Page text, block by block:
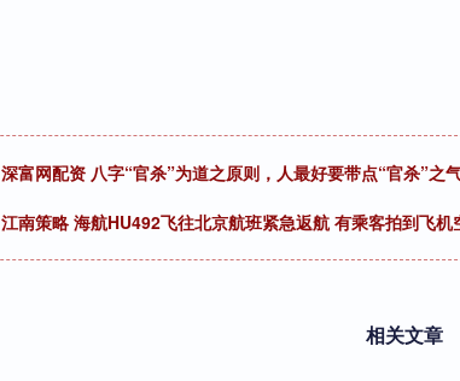
深富网配资 八字“官杀”为道之原则，人最好要带点“官杀”之气
江南策略 海航HU492飞往北京航班紧急返航 有乘客拍到飞
相关文章